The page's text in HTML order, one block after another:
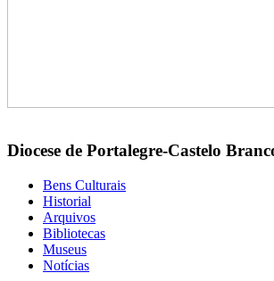
Diocese de Portalegre-Castelo
Bens Culturais
Historial
Arquivos
Bibliotecas
Museus
Notícias